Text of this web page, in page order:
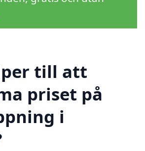
till att
priset på
i